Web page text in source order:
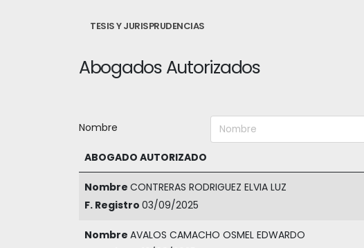
TESIS Y JURISPRUDENCIAS
Abogados Autorizados
Nombre
ABOGADO AUTORIZADO
Nombre CONTRERAS RODRIGUEZ ELVIA LUZ
F. Registro 03/09/2025
Nombre AVALOS CAMACHO OSMEL EDWARDO